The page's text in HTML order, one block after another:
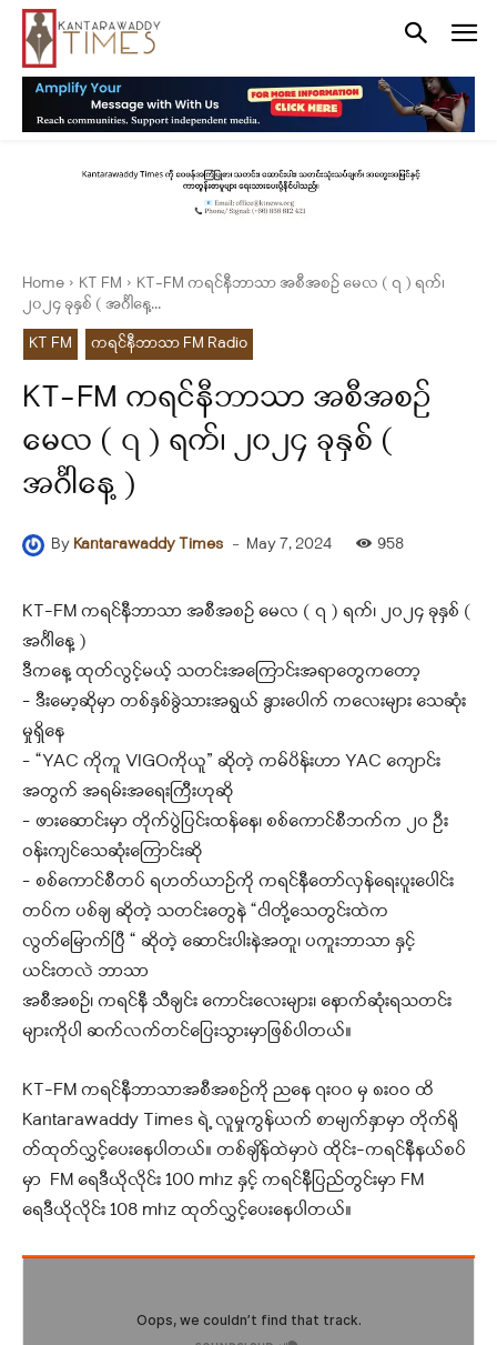
Home KT FM
KT-FM ကရင်နီဘာသာ အစီအစဉ် မေလ ( ၇ ) ရက်၊
၂၀၂၄ ခုနှစ် ( အင်္ဂါနေ့...
KT FM
ကရင်နီဘာသာ FM Radio
KT-FM ကရင်နီဘာသာ အစီအစဉ်
မေလ ( ၇ ) ရက်၊ ၂၀၂၄ ခုနှစ် (
အင်္ဂါနေ့ )
By Kantarawaddy Times - May 7, 2024 958
KT-FM ကရင်နီဘာသာ အစီအစဉ် မေလ ( ၇ ) ရက်၊ ၂၀၂၄ ခုနှစ် (
အင်္ဂါနေ့ )
ဒီကနေ့ ထုတ်လွင့်မယ့် သတင်းအကြောင်းအရာတွေကတော့
– ဒီးမော့ဆိုမှာ တစ်နှစ်ခွဲသားအရွယ် နွားပေါက် ကလေးများ သေဆုံး
မှုရှိနေ
– “YAC ကိုကူ VIGOကိုယူ” ဆိုတဲ့ ကမ်ပိန်းဟာ YAC ကျောင်း
အတွက် အရမ်းအရေးကြီးဟုဆို
– ဖားဆောင်းမှာ တိုက်ပွဲပြင်းထန်နေ၊ စစ်ကောင်စီဘက်က ၂၀ ဦး
ဝန်းကျင်သေဆုံးကြောင်းဆို
– စစ်ကောင်စီတပ် ရဟတ်ယာဉ်ကို ကရင်နီတော်လှန်ရေးပူးပေါင်း
တပ်က ပစ်ချ ဆိုတဲ့ သတင်းတွေနဲ “ငါတို့သေတွင်းထဲက
လွတ်မြောက်ပြီ “ ဆိုတဲ့ ဆောင်းပါးနဲအတူ၊ ပကူးဘာသာ နှင့်
ယင်းတလဲ ဘာသာ
အစီအစဉ်၊ ကရင်နီ သီချင်း ကောင်းလေးများ၊ နောက်ဆုံးရသတင်း
များကိုပါ ဆက်လက်တင်ပြေးသွားမှာဖြစ်ပါတယ်။
KT-FM ကရင်နီဘာသာအစီအစဉ်ကို ညနေ ၇း၀၀ မှ ၈းဝဝ ထိ
Kantarawaddy Times ရဲ့ လူမှုကွန်ယက် စာမျက်နှာမှာ တိုက်ရို
တ်ထုတ်လွှင့်ပေးနေပါတယ်။ တစ်ချိန်ထဲမှာပဲ ထိုင်း-ကရင်နီနယ်စပ်
မှာ FM ရေဒီယိုလိုင်း 100 mhz နှင့် ကရင်နီပြည်တွင်းမှာ FM
ရေဒီယိုလိုင်း 108 mhz ထုတ်လွှင့်ပေးနေပါတယ်။